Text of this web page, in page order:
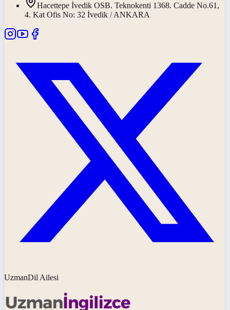
Hacettepe İvedik OSB. Teknokenti 1368. Cadde No.61,
4. Kat Ofis No: 32 İvedik / ANKARA
UzmanDil Ailesi